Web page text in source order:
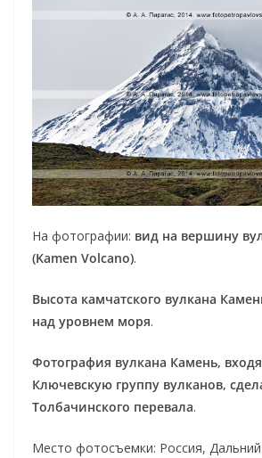
На фотографии: вид на вершину
(Kamen Volcano).
Высота камчатского вулкана
над уровнем моря.
Фотография вулкана Камень,
Ключевскую группу вулканов,
Толбачинского перевала.
Место фотосъемки: Россия,